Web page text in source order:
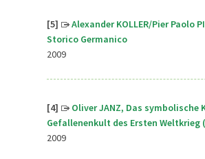
[5] Alexander KOLLER/Pier Paolo
Storico Germanico
2009
[4]
Oliver JANZ, Das
Gefallenenkult des Ersten
2009